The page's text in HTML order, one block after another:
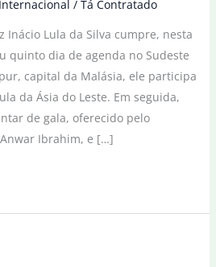
Internacional / Tá Contratado
Inácio Lula da Silva cumpre, nesta
quinto dia de agenda no Sudeste
capital da Malásia, ele participa
da Ásia do Leste. Em seguida,
de gala, oferecido pelo
Ibrahim, e […]